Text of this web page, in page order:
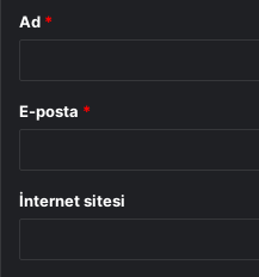
Ad *
E-posta *
İnternet sitesi